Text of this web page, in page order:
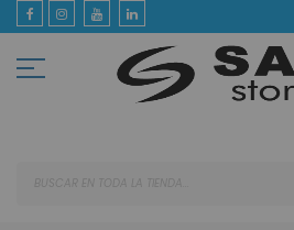
Ir
al
contenido